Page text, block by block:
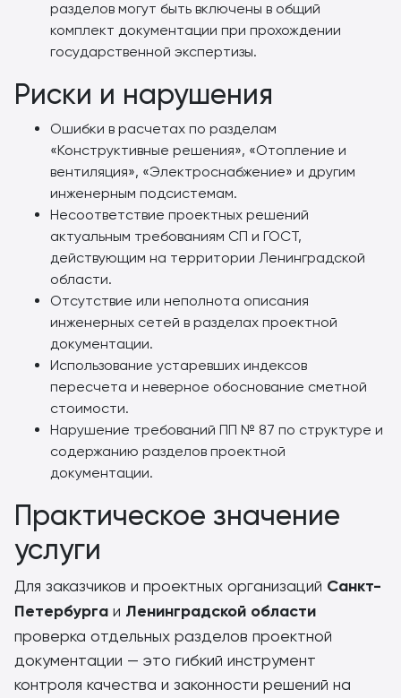
разделов могут быть включены в общий
комплект документации при прохождении
государственной экспертизы.
Риски и нарушения
Ошибки в расчетах по разделам
«Конструктивные решения», «Отопление и
вентиляция», «Электроснабжение» и другим
инженерным подсистемам.
Несоответствие проектных решений
актуальным требованиям СП и ГОСТ,
действующим на территории Ленинградской
области.
Отсутствие или неполнота описания
инженерных сетей в разделах проектной
документации.
Использование устаревших индексов
пересчета и неверное обоснование сметной
стоимости.
Нарушение требований ПП № 87 по структуре и
содержанию разделов проектной
документации.
Практическое значение
услуги
Для заказчиков и проектных организаций Санкт-
Петербурга и Ленинградской области
проверка отдельных разделов проектной
документации — это гибкий инструмент
контроля качества и законности решений на